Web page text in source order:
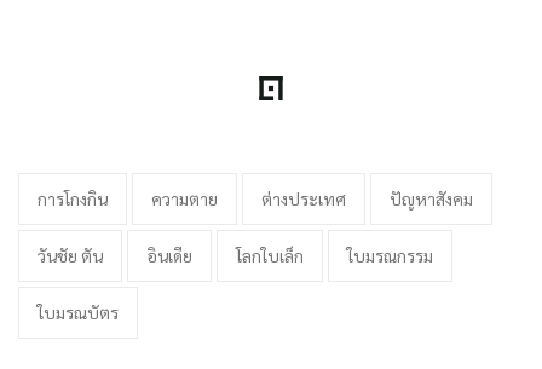
การโกงกิน ความตาย ต่างประเทศ ปัญหาสังคม
วันชัย ตัน อินเดีย โลกใบเล็ก ใบมรณกรรม
ใบมรณบัตร